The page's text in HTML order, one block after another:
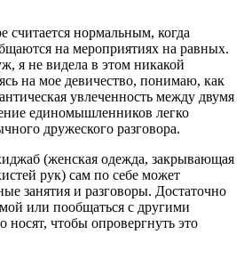
считается нормальным, когда
на мероприятиях на равных.
я не видела в этом никакой
на мое девичество, понимаю, как
увлеченность между двумя
единомышленников легко
дружеского разговора.
(женская одежда, закрывающая
рук) сам по себе может
занятия и разговоры. Достаточно
или пообщаться с другими
чтобы опровергнуть это